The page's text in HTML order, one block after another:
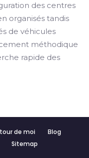
des centres
organisés tandis
de véhicules
méthodique
rapide des
de moi
Blog
Sitemap